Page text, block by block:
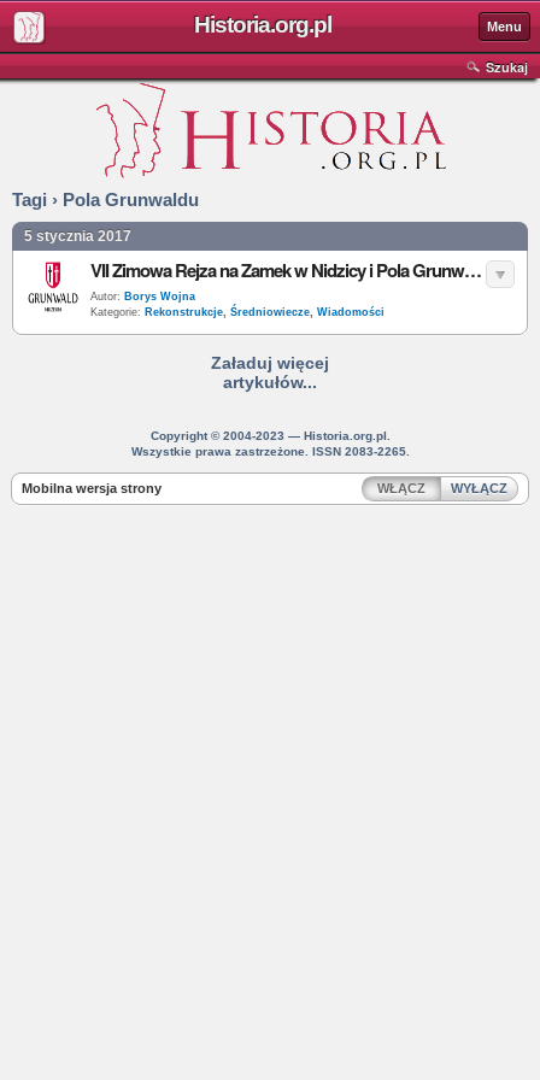
Historia.org.pl Menu
Szukaj
Tagi › Pola Grunwaldu
5 stycznia 2017
VII Zimowa Rejza na Zamek w Nidzicy i Pola Grunwaldu
Autor: Borys Wojna
Kategorie: Rekonstrukcje, Średniowiecze, Wiadomości
Załaduj więcej
artykułów...
Copyright © 2004-2023 — Historia.org.pl.
Wszystkie prawa zastrzeżone. ISSN 2083-2265.
Mobilna wersja strony WŁĄCZ WYŁĄCZ